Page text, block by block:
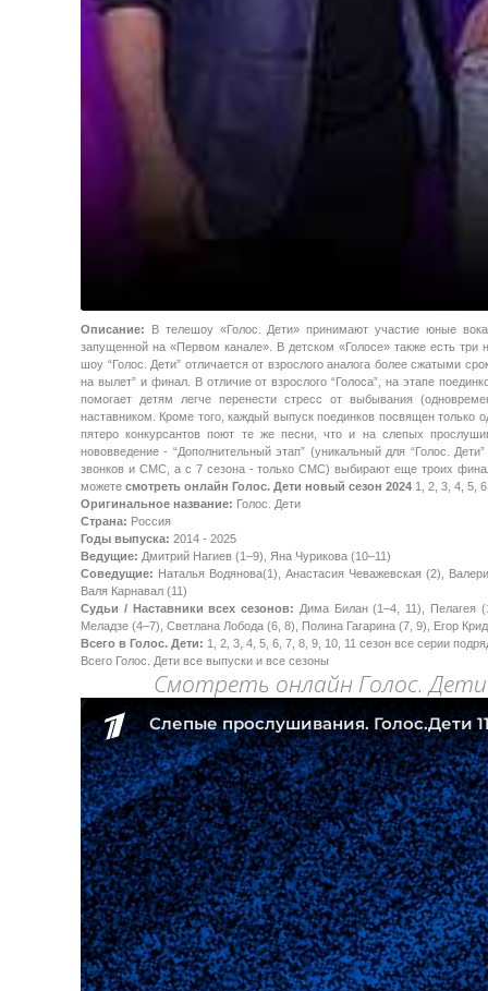
Описание: В телешоу «Голос. Дети» принимают участие юные
запущенной на «Первом канале». В детском «Голосе» также есть
шоу “Голос. Дети” отличается от взрослого аналога более сжатыми
на вылет” и финал. В отличие от взрослого “Голоса”, на этапе
помогает детям легче перенести стресс от выбывания
наставником. Кроме того, каждый выпуск поединков посвящен только
пятеро конкурсантов поют те же песни, что и на слепых
нововведение - “Дополнительный этап” (уникальный для “Голос.
звонков и СМС, а с 7 сезона - только СМС) выбирают еще троих
можете смотреть онлайн Голос. Дети новый сезон 2024 1, 2, 3, 4, 5,
Оригинальное название: Голос. Дети
Страна: Россия
Годы выпуска: 2014 - 2025
Ведущие: Дмитрий Нагиев (1–9), Яна Чурикова (10–11)
Соведущие: Наталья Водянова(1), Анастасия Чеважевская (2),
Валя Карнавал (11)
Судьи / Наставники всех сезонов: Дима Билан (1–4, 11), Пелагея
Меладзе (4–7), Светлана Лобода (6, 8), Полина Гагарина (7, 9), Егор
Всего в Голос. Дети: 1, 2, 3, 4, 5, 6, 7, 8, 9, 10, 11 сезон все серии
Всего Голос. Дети все выпуски и все сезоны
Смотреть онлайн Голос. Дети